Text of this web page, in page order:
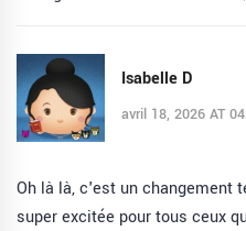
Isabelle D
avril 18, 2026 AT
Oh là là, c'est un changement
super excitée pour tous ceux